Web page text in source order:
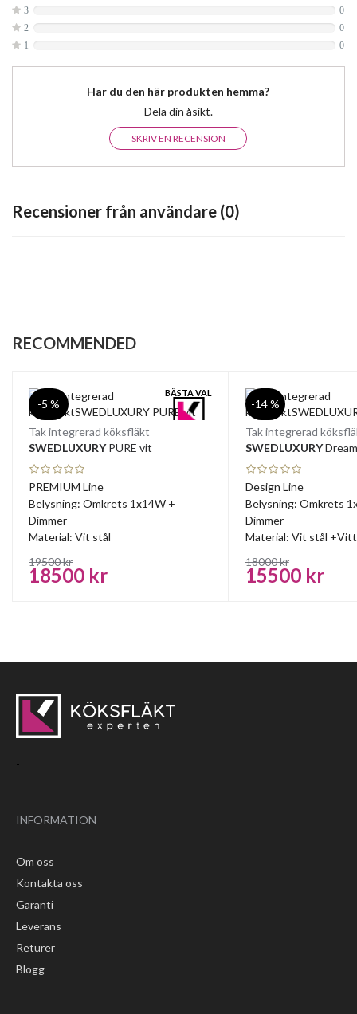
3
0
2
0
1
0
Har du den här produkten hemma?
Dela din åsikt.
SKRIV EN RECENSION
Recensioner från användare (0)
RECOMMENDED
BÄSTA VAL
-5 %
Tak integrerad köksfläkt
SWEDLUXURY PURE vit
18500 kr
19500 kr
PREMIUM Line
Belysning: Omkrets 1x14W +
Dimmer
Material: Vit stål
-14 %
Tak integrerad
SWEDLUXURYDream
15500 kr
18000 kr
Design Line
Belysning: Omkrets
Dimmer
Material: Vit stål
-
INFORMATION
Om oss
Kontakta oss
Garanti
Leverans
Returer
Blogg